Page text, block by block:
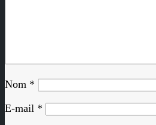
Nom *
E-mail *